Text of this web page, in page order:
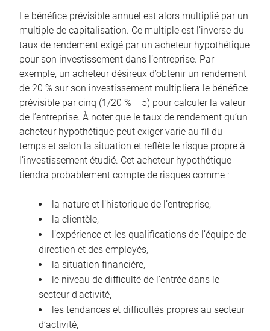
Le bénéfice prévisible annuel est alors multiplié par un
multiple de capitalisation. Ce multiple est l’inverse du
taux de rendement exigé par un acheteur hypothétique
pour son investissement dans l’entreprise. Par
exemple, un acheteur désireux d’obtenir un rendement
de 20 % sur son investissement multipliera le bénéfice
prévisible par cinq (1/20 % = 5) pour calculer la valeur
de l’entreprise. À noter que le taux de rendement qu’un
acheteur hypothétique peut exiger varie au fil du
temps et selon la situation et reflète le risque propre à
l’investissement étudié. Cet acheteur hypothétique
tiendra probablement compte de risques comme :
la nature et l’historique de l’entreprise,
la clientèle,
l’expérience et les qualifications de l’équipe de
direction et des employés,
la situation financière,
le niveau de difficulté de l’entrée dans le
secteur d’activité,
les tendances et difficultés propres au secteur
d’activité,